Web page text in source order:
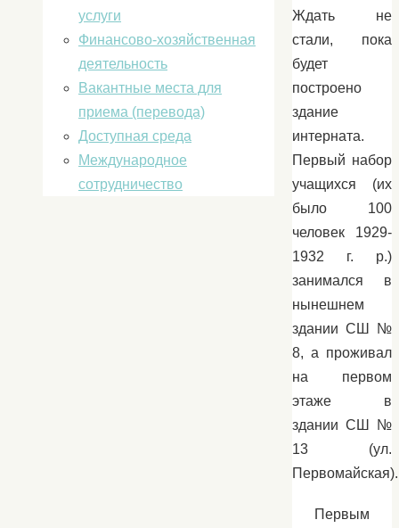
Ждать не
стали, пока
будет
построено
здание
интерната.
Первый набор
учащихся (их
было 100
человек 1929-
1932 г. р.)
занимался в
нынешнем
здании СШ №
8, а проживал
на первом
этаже в
здании СШ №
13 (ул.
Первомайская).
Первым
услуги
Финансово-хозяйственная
деятельность
Вакантные места для
приема (перевода)
Доступная среда
Международное
сотрудничество